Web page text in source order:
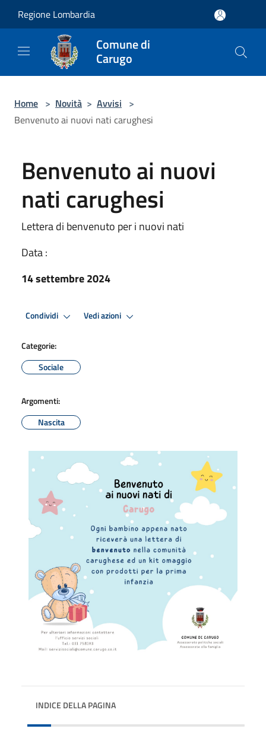
Regione Lombardia
Comune di
Carugo
Home > Novità > Avvisi >
Benvenuto ai nuovi nati carughesi
Benvenuto ai nuovi
nati carughesi
Lettera di benvenuto per i nuovi nati
Data :
14 settembre 2024
Condividi Vedi azioni
Categorie:
Sociale
Argomenti:
Nascita
INDICE DELLA PAGINA